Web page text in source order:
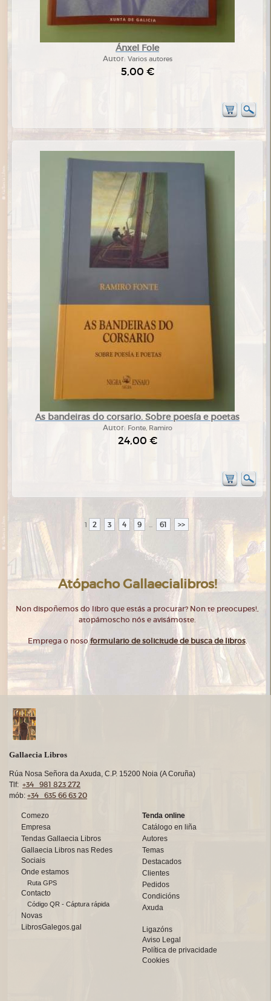
Ánxel Fole
Autor: Varios autores
5,00 €
As bandeiras do corsario. Sobre poesía e poetas
Autor: Fonte, Ramiro
24,00 €
1 2 3 4 9 ... 61 >>
Atópacho Gallaecialibros!
Non dispoñemos do libro que estás a procurar? Non te preocupes!,
atopámoscho nós e avisámoste.
Emprega o nosoformulario de solicitude de busca de libros.
Gallaecia Libros
Rúa Nosa Señora da Axuda, C.P. 15200 Noia (A Coruña)
Tlf: +34 981 823 272
mób: +34 635 66 63 20
Comezo
Empresa
Tendas Gallaecia Libros
Gallaecia Libros nas Redes
Sociais
Onde estamos
Ruta GPS
Contacto
Código QR - Cáptura rápida
Novas
LibrosGalegos.gal
Tenda online
Catálogo en liña
Autores
Temas
Destacados
Clientes
Pedidos
Condicións
Axuda
Ligazóns
Aviso Legal
Política de privacidade
Cookies